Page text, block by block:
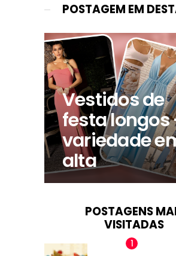
POSTAGEM EM
Vestidos de
festa longos
variedade
alta
POSTAGENS
VISITADAS